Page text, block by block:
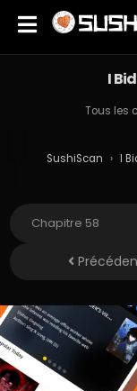
I
Tous les
SushiScan › I